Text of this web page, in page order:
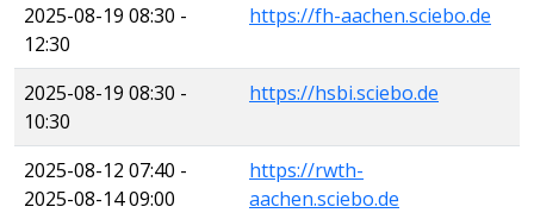
2025-08-19 08:30 -
12:30
https://fh-aachen.sciebo.de
2025-08-19 08:30 -
10:30
https://hsbi.sciebo.de
2025-08-12 07:40 -
2025-08-14 09:00
https://rwth-
aachen.sciebo.de